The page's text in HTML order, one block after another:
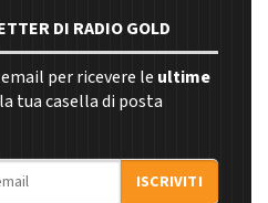
DI RADIO GOLD
per ricevere le ultime
tua casella di posta
ISCRIVITI